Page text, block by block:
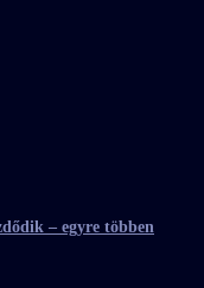
– egyre többen